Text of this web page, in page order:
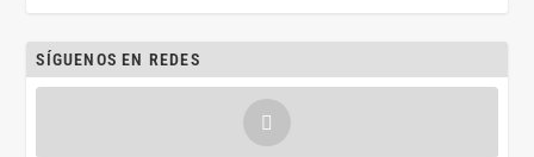
SÍGUENOS EN REDES